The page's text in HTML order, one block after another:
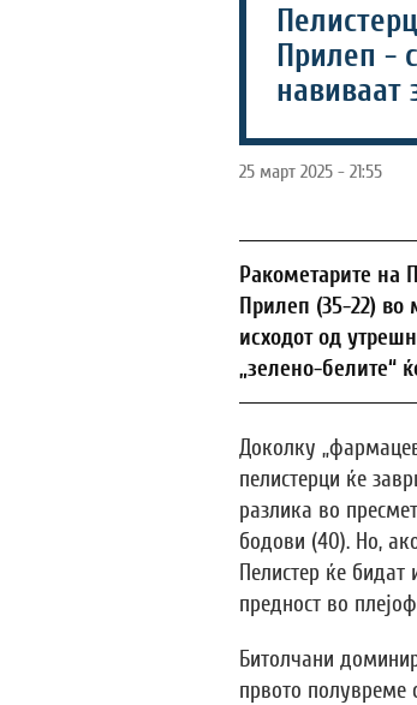
Прилеп -
навиваат
25 март 2025 - 21:55
Ракометарите на
Прилеп (35-22) во
исходот од
„зелено-белите“
Доколку
пелистерци ќе
разлика во
бодови (40). Но,
Пелистер ќе бидат
предност во
Битолчани
првото полувреме